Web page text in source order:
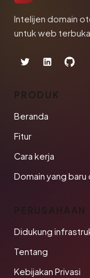
Intelijen domain
untuk web terbuka.
PRODUK
Beranda
Fitur
Cara kerja
Domain yang baru
PERUSAHAAN
Didukung
Tentang
Kebijakan Privasi